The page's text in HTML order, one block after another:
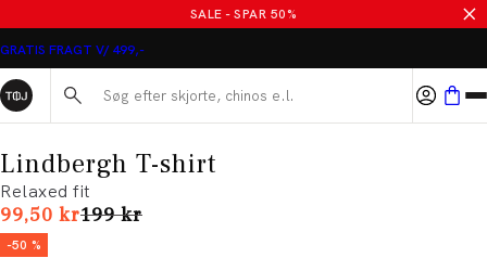
SALE - SPAR 50%
GRATIS FRAGT V/ 499,-
Søg her...
Lindbergh T-shirt
Relaxed fit
99,50 krI alt (uden rabat)
199 kr
-50 %